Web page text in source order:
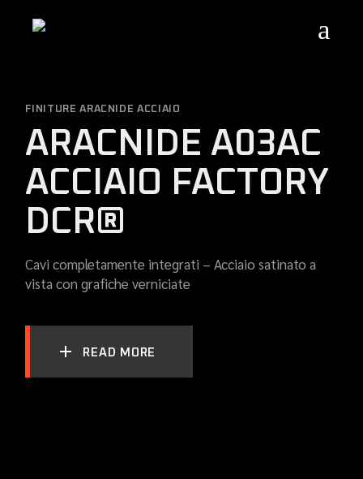
FINITURE ARACNIDE ACCIAIO
ARACNIDE A03AC
ACCIAIO FACTORY
DCR®
Cavi completamente integrati – Acciaio satinato a
vista con grafiche verniciate
READ MORE